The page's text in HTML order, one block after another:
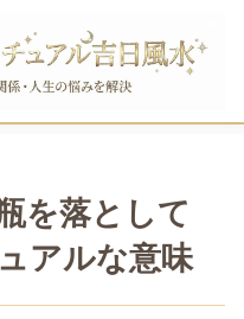
を落として
アルな意味